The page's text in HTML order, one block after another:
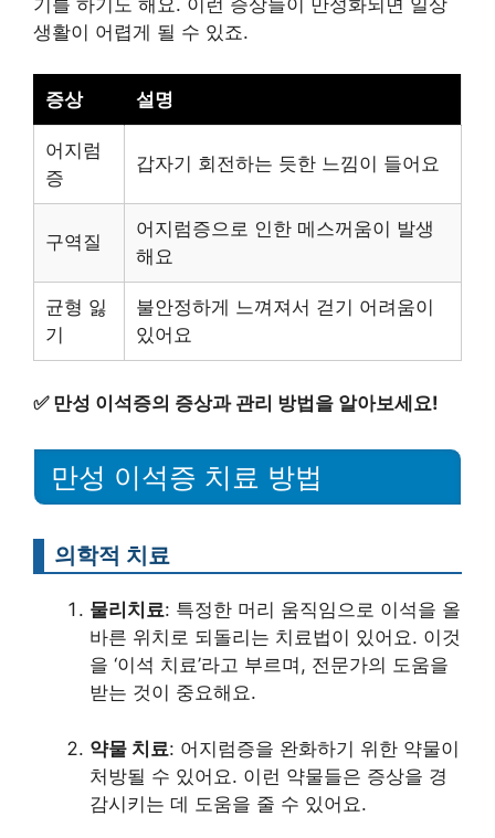
생활이 어렵게 될 수 있죠.
증상 설명
어지럼
증
갑자기 회전하는 듯한 느낌이 들어요
구역질
어지럼증으로 인한 메스꺼움이 발생
해요
균형 잃
기
불안정하게 느껴져서 걷기 어려움이
있어요
✅ 만성 이석증의 증상과 관리 방법을 알아보세요!
만성 이석증 치료 방법
의학적 치료
물리치료: 특정한 머리 움직임으로 이석을 올
바른 위치로 되돌리는 치료법이 있어요. 이것
을 ‘이석 치료’라고 부르며, 전문가의 도움을
받는 것이 중요해요.
약물 치료: 어지럼증을 완화하기 위한 약물이
처방될 수 있어요. 이런 약물들은 증상을 경
감시키는 데 도움을 줄 수 있어요.